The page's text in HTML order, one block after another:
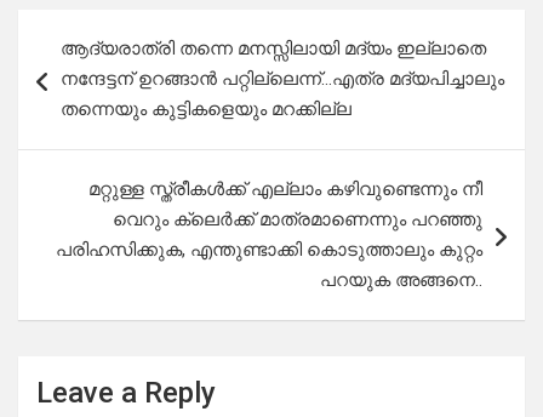
navigation
ആദ്യരാത്രി തന്നെ മനസ്സിലായി മദ്യം ഇല്ലാതെ
നന്ദേട്ടന് ഉറങ്ങാൻ പറ്റില്ലെന്ന്…എത്ര മദ്യപിച്ചാലും
തന്നെയും കുട്ടികളെയും മറക്കില്ല
മറ്റുള്ള സ്ത്രീകൾക്ക് എല്ലാം കഴിവുണ്ടെന്നും നീ
വെറും ക്ലെർക്ക് മാത്രമാണെന്നും പറഞ്ഞു
പരിഹസിക്കുക, എന്തുണ്ടാക്കി കൊടുത്താലും കുറ്റം
പറയുക അങ്ങനെ..
Leave a Reply